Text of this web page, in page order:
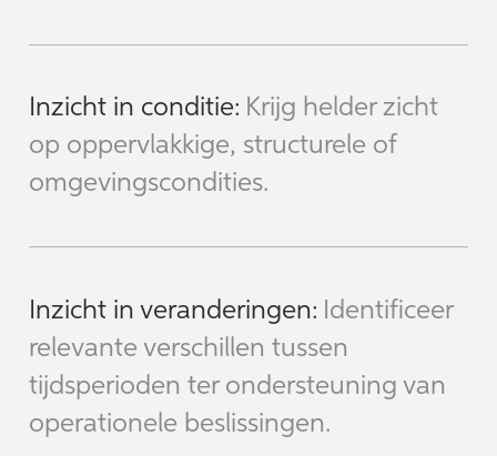
Inzicht in conditie: Krijg helder zicht
op oppervlakkige, structurele of
omgevingscondities.
Inzicht in veranderingen: Identificeer
relevante verschillen tussen
tijdsperioden ter ondersteuning van
operationele beslissingen.